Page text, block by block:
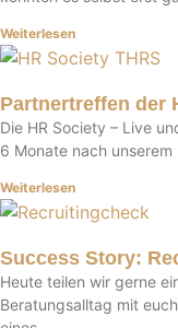
Weiterlesen
Partnertreffen der
Die HR Society – Live
6 Monate nach
Weiterlesen
Success Story:
Heute teilen wir gerne
Beratungsalltag mit